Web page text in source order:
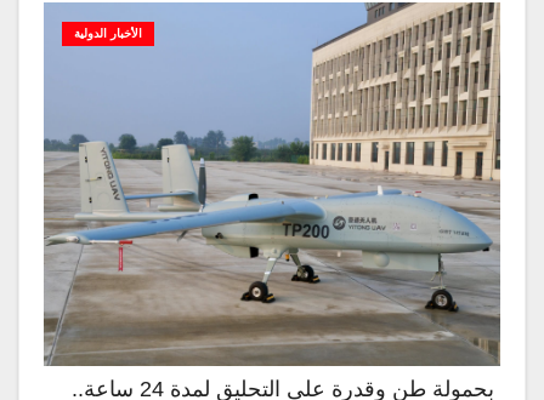
الأخبار الدولية
بحمولة طن وقدرة على التحليق لمدة 24 ساعة..